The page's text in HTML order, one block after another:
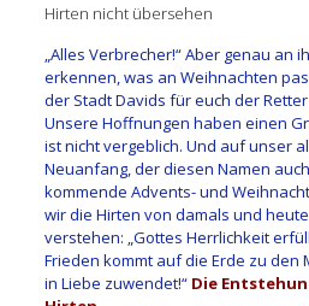
Hirten nicht übersehen
„Alles Verbrecher!“ Aber genau an
erkennen, was an Weihnachten
der Stadt Davids für euch der
Unsere Hoffnungen haben einen
ist nicht vergeblich. Und auf unser
Neuanfang, der diesen Namen
kommende Advents- und
wir die Hirten von damals und
verstehen: „Gottes Herrlichkeit
Frieden kommt auf die Erde zu den
in Liebe zuwendet!“ Die